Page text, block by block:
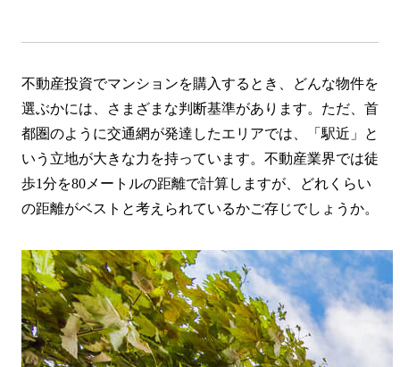
不動産投資でマンションを購入するとき、どんな物件を
選ぶかには、さまざまな判断基準があります。ただ、首
都圏のように交通網が発達したエリアでは、「駅近」と
いう立地が大きな力を持っています。不動産業界では徒
歩1分を80メートルの距離で計算しますが、どれくらい
の距離がベストと考えられているかご存じでしょうか。